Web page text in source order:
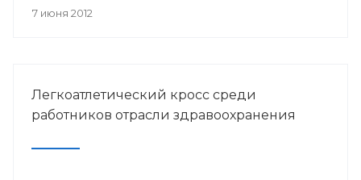
информационная акция «Спасибо, донор!»,
7 июня 2012
Легкоатлетический кросс среди
работников отрасли здравоохранения